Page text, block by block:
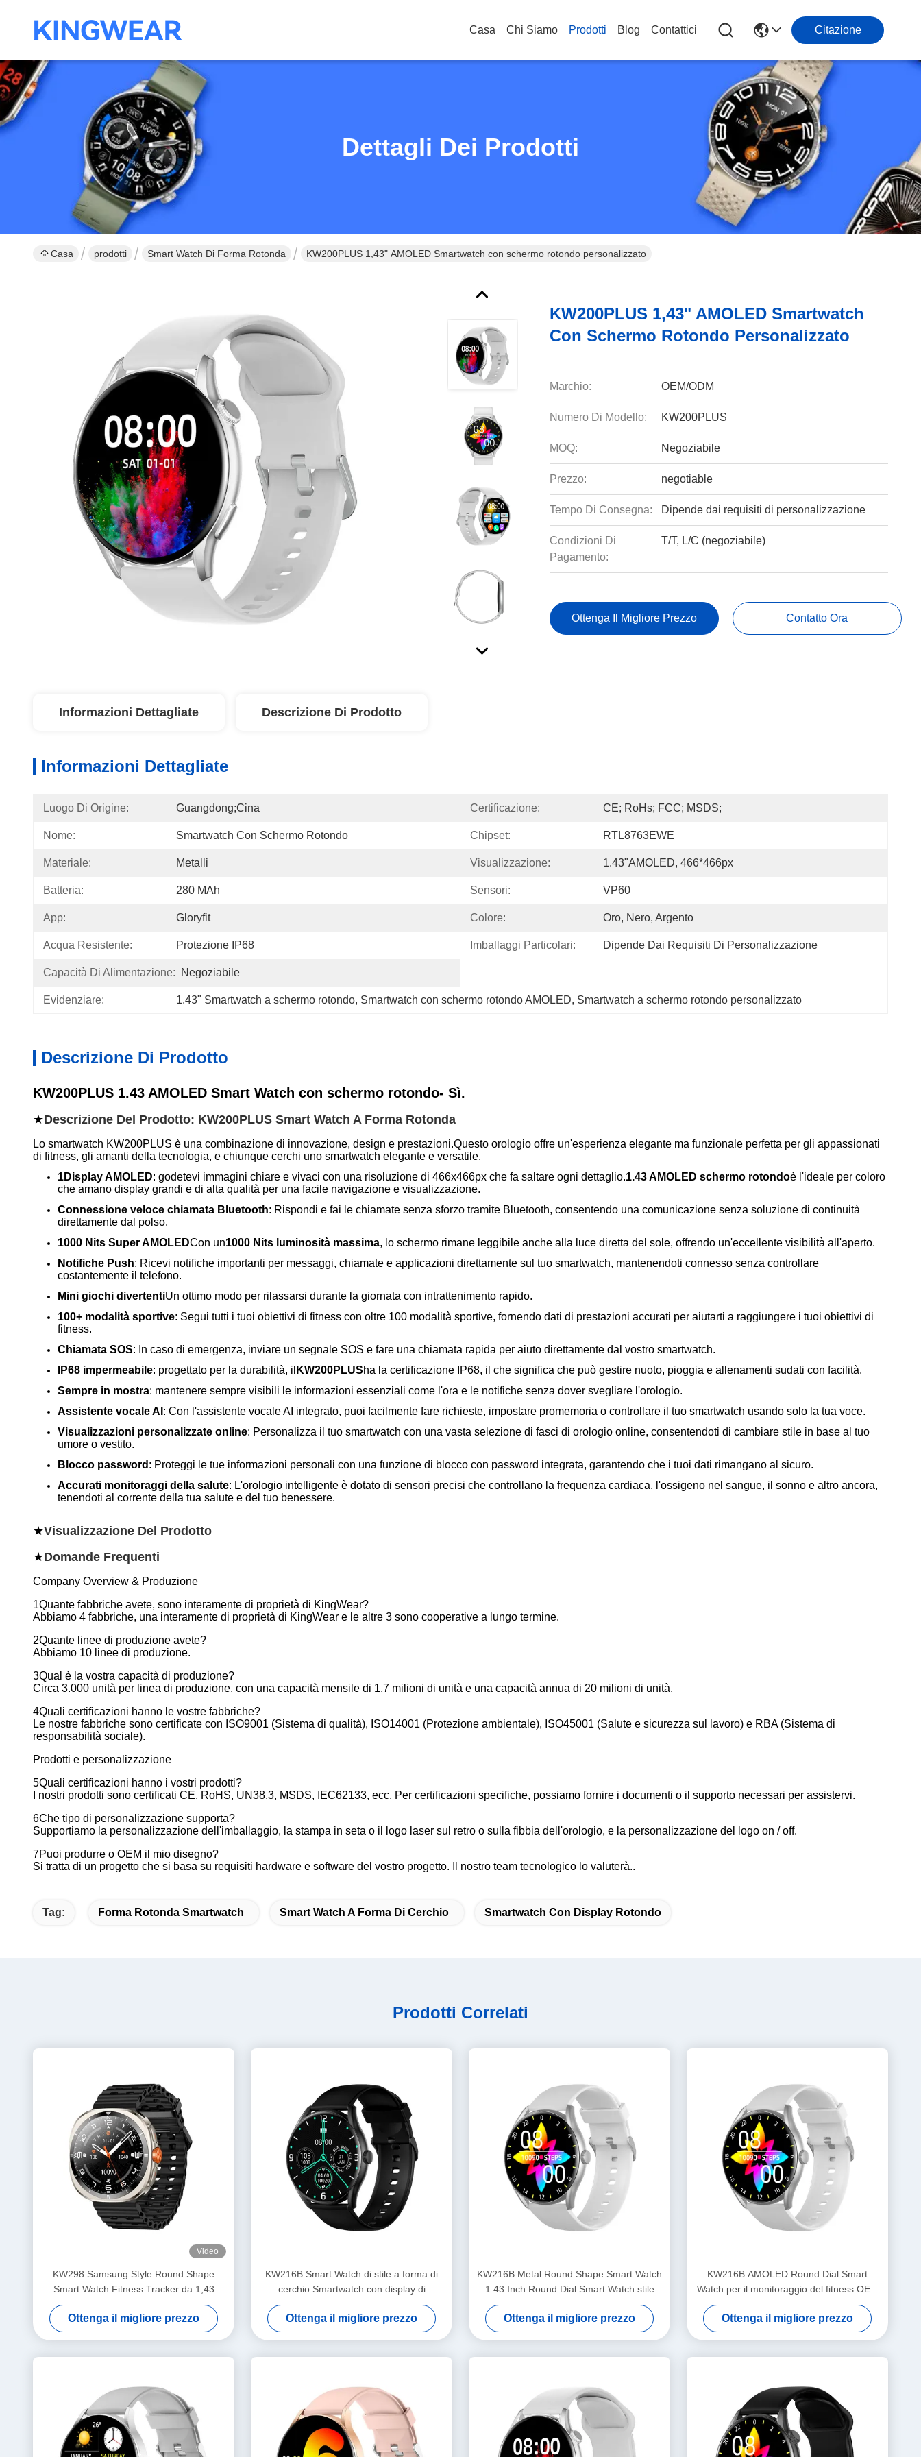
Casa Chi Siamo Prodotti Blog Contattici Citazione
Dettagli Dei Prodotti
Casa prodotti Smart Watch Di Forma Rotonda KW200PLUS 1,43" AMOLED Smartwatch con schermo rotondo personalizzato
KW200PLUS 1,43" AMOLED Smartwatch
Con Schermo Rotondo Personalizzato
Marchio: OEM/ODM
Numero Di Modello: KW200PLUS
MOQ: Negoziabile
Prezzo: negotiable
Tempo Di Consegna: Dipende dai requisiti di personalizzazione
Condizioni Di
Pagamento:
T/T, L/C (negoziabile)
Ottenga Il Migliore Prezzo Contatto Ora
Informazioni Dettagliate Descrizione Di Prodotto
Informazioni Dettagliate
Luogo Di Origine: Guangdong;Cina Certificazione: CE; RoHs; FCC; MSDS;
Nome: Smartwatch Con Schermo Rotondo Chipset: RTL8763EWE
Materiale: Metalli Visualizzazione: 1.43"AMOLED, 466*466px
Batteria: 280 MAh Sensori: VP60
App: Gloryfit Colore: Oro, Nero, Argento
Acqua Resistente: Protezione IP68 Imballaggi Particolari: Dipende Dai Requisiti Di Personalizzazione
Capacità Di Alimentazione: Negoziabile
Evidenziare: 1.43" Smartwatch a schermo rotondo, Smartwatch con schermo rotondo AMOLED, Smartwatch a schermo rotondo personalizzato
Descrizione Di Prodotto
KW200PLUS 1.43 AMOLED Smart Watch con schermo rotondo- Sì.
★Descrizione Del Prodotto: KW200PLUS Smart Watch A Forma Rotonda
Lo smartwatch KW200PLUS è una combinazione di innovazione, design e prestazioni.Questo orologio offre un'esperienza elegante ma funzionale perfetta per gli appassionati
di fitness, gli amanti della tecnologia, e chiunque cerchi uno smartwatch elegante e versatile.
1Display AMOLED: godetevi immagini chiare e vivaci con una risoluzione di 466x466px che fa saltare ogni dettaglio.1.43 AMOLED schermo rotondoè l'ideale per coloro
che amano display grandi e di alta qualità per una facile navigazione e visualizzazione.
Connessione veloce chiamata Bluetooth: Rispondi e fai le chiamate senza sforzo tramite Bluetooth, consentendo una comunicazione senza soluzione di continuità
direttamente dal polso.
1000 Nits Super AMOLEDCon un1000 Nits luminosità massima, lo schermo rimane leggibile anche alla luce diretta del sole, offrendo un'eccellente visibilità all'aperto.
Notifiche Push: Ricevi notifiche importanti per messaggi, chiamate e applicazioni direttamente sul tuo smartwatch, mantenendoti connesso senza controllare
costantemente il telefono.
Mini giochi divertentiUn ottimo modo per rilassarsi durante la giornata con intrattenimento rapido.
100+ modalità sportive: Segui tutti i tuoi obiettivi di fitness con oltre 100 modalità sportive, fornendo dati di prestazioni accurati per aiutarti a raggiungere i tuoi obiettivi di
fitness.
Chiamata SOS: In caso di emergenza, inviare un segnale SOS e fare una chiamata rapida per aiuto direttamente dal vostro smartwatch.
IP68 impermeabile: progettato per la durabilità, il KW200PLUSha la certificazione IP68, il che significa che può gestire nuoto, pioggia e allenamenti sudati con facilità.
Sempre in mostra: mantenere sempre visibili le informazioni essenziali come l'ora e le notifiche senza dover svegliare l'orologio.
Assistente vocale AI : Con l'assistente vocale AI integrato, puoi facilmente fare richieste, impostare promemoria o controllare il tuo smartwatch usando solo la tua voce.
Visualizzazioni personalizzate online: Personalizza il tuo smartwatch con una vasta selezione di fasci di orologio online, consentendoti di cambiare stile in base al tuo
umore o vestito.
Blocco password : Proteggi le tue informazioni personali con una funzione di blocco con password integrata, garantendo che i tuoi dati rimangano al sicuro.
Accurati monitoraggi della salute: L'orologio intelligente è dotato di sensori precisi che controllano la frequenza cardiaca, l'ossigeno nel sangue, il sonno e altro ancora,
tenendoti al corrente della tua salute e del tuo benessere.
★Visualizzazione Del Prodotto
★Domande Frequenti
Company Overview & Produzione
1Quante fabbriche avete, sono interamente di proprietà di KingWear?
Abbiamo 4 fabbriche, una interamente di proprietà di KingWear e le altre 3 sono cooperative a lungo termine.
2Quante linee di produzione avete?
Abbiamo 10 linee di produzione.
3Qual è la vostra capacità di produzione?
Circa 3.000 unità per linea di produzione, con una capacità mensile di 1,7 milioni di unità e una capacità annua di 20 milioni di unità.
4Quali certificazioni hanno le vostre fabbriche?
Le nostre fabbriche sono certificate con ISO9001 (Sistema di qualità), ISO14001 (Protezione ambientale), ISO45001 (Salute e sicurezza sul lavoro) e RBA (Sistema di
responsabilità sociale).
Prodotti e personalizzazione
5Quali certificazioni hanno i vostri prodotti?
I nostri prodotti sono certificati CE, RoHS, UN38.3, MSDS, IEC62133, ecc. Per certificazioni specifiche, possiamo fornire i documenti o il supporto necessari per assistervi.
6Che tipo di personalizzazione supporta?
Supportiamo la personalizzazione dell'imballaggio, la stampa in seta o il logo laser sul retro o sulla fibbia dell'orologio, e la personalizzazione del logo on / off.
7Puoi produrre o OEM il mio disegno?
Si tratta di un progetto che si basa su requisiti hardware e software del vostro progetto. Il nostro team tecnologico lo valuterà..
Tag: Forma Rotonda Smartwatch Smart Watch A Forma Di Cerchio Smartwatch Con Display Rotondo
Prodotti Correlati
Video
KW298 Samsung Style Round Shape
Smart Watch Fitness Tracker da 1,43
pollici
Ottenga il migliore prezzo
KW216B Smart Watch di stile a forma di
cerchio Smartwatch con display di
amolettatura
Ottenga il migliore prezzo
KW216B Metal Round Shape Smart Watch
1.43 Inch Round Dial Smart Watch stile
Ottenga il migliore prezzo
KW216B AMOLED Round Dial Smart
Watch per il monitoraggio del fitness OEM
ODM
Ottenga il migliore prezzo